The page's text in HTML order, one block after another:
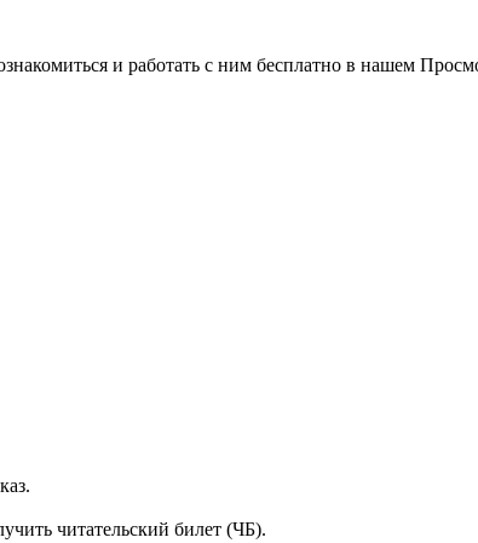
и работать с ним бесплатно в нашем
читательский билет (ЧБ).